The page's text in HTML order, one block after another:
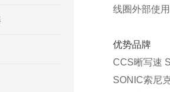
线圈外部使
优势品牌
CCS晰写速
SONIC索尼